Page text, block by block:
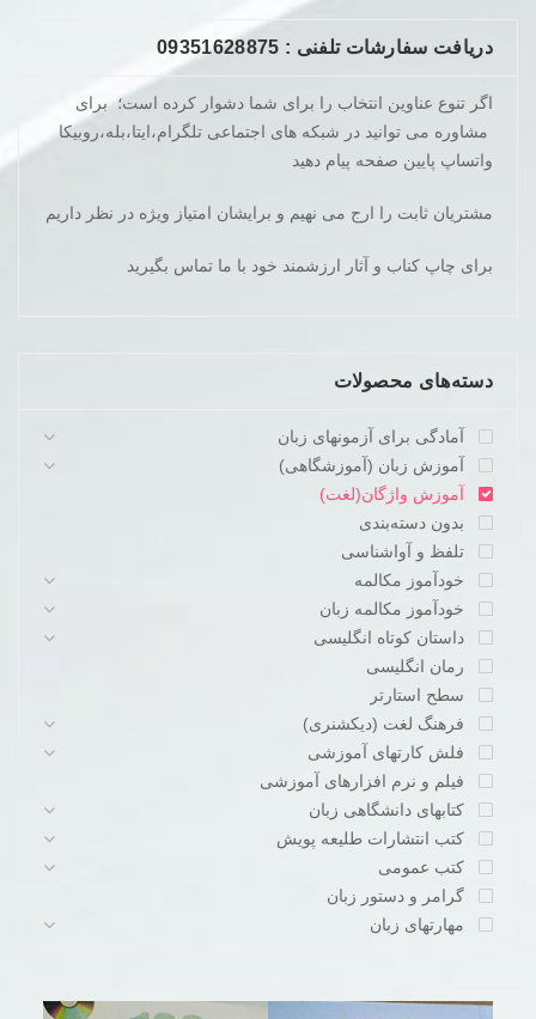
دریافت سفارشات تلفنی : 09351628875
اگر تنوع عناوین انتخاب را برای شما دشوار کرده است؛ برای
مشاوره می توانید در شبکه های اجتماعی تلگرام،ایتا،بله،روبیکا
واتساپ پایین صفحه پیام دهید
مشتریان ثابت را ارج می نهیم و برایشان امتیاز ویژه در نظر داریم
برای چاپ کناب و آثار ارزشمند خود با ما تماس بگیرید
دسته‌های محصولات
آمادگی برای آزمونهای زبان
آموزش زبان (آموزشگاهی)
آموزش واژگان(لغت)
بدون دسته‌بندی
تلفظ و آواشناسی
خودآموز مکالمه
خودآموز مکالمه زبان
داستان کوتاه انگلیسی
رمان انگلیسی
سطح استارتر
فرهنگ لغت (دیکشنری)
فلش کارتهای آموزشی
فیلم و نرم افزارهای آموزشی
کتابهای دانشگاهی زبان
کتب انتشارات طلیعه پویش
کتب عمومی
گرامر و دستور زبان
مهارتهای زبان